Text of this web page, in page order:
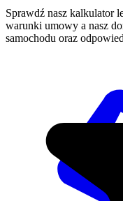
Sprawdź nasz kalkulator
warunki umowy a nasz
samochodu oraz